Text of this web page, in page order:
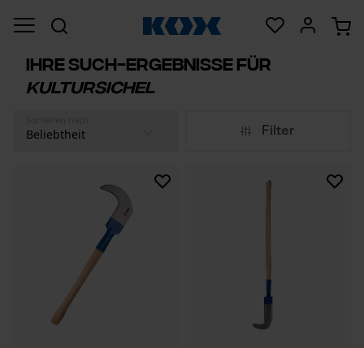
Ihre Such-Ergebnisse für
kultursichel
Filter